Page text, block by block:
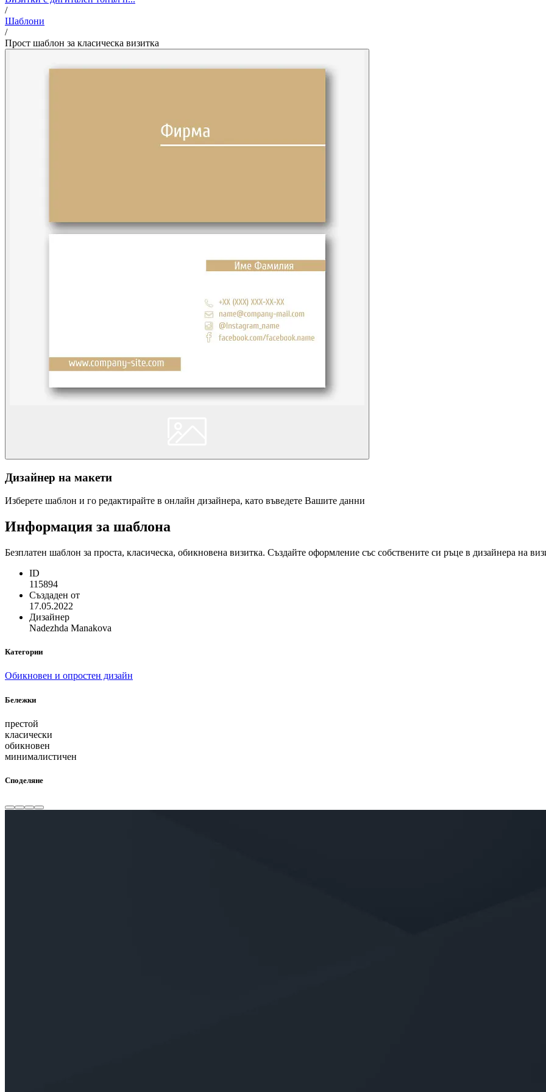
/
Шаблони
/
Прост шаблон за класическа визитка
Дизайнер на макети
Изберете шаблон и го редактирайте в онлайн дизайнера, като въведете Вашите данни
Информация за шаблона
Безплатен шаблон за проста, класическа, обикновена визитка. Създайте оформление със собствените си ръце в дизайнера на
ID
115894
Създаден от
17.05.2022
Дизайнер
Nadezhda Manakova
Категории
Обикновен и опростен дизайн
Бележки
престой
класически
обикновен
минималистичен
Споделяне